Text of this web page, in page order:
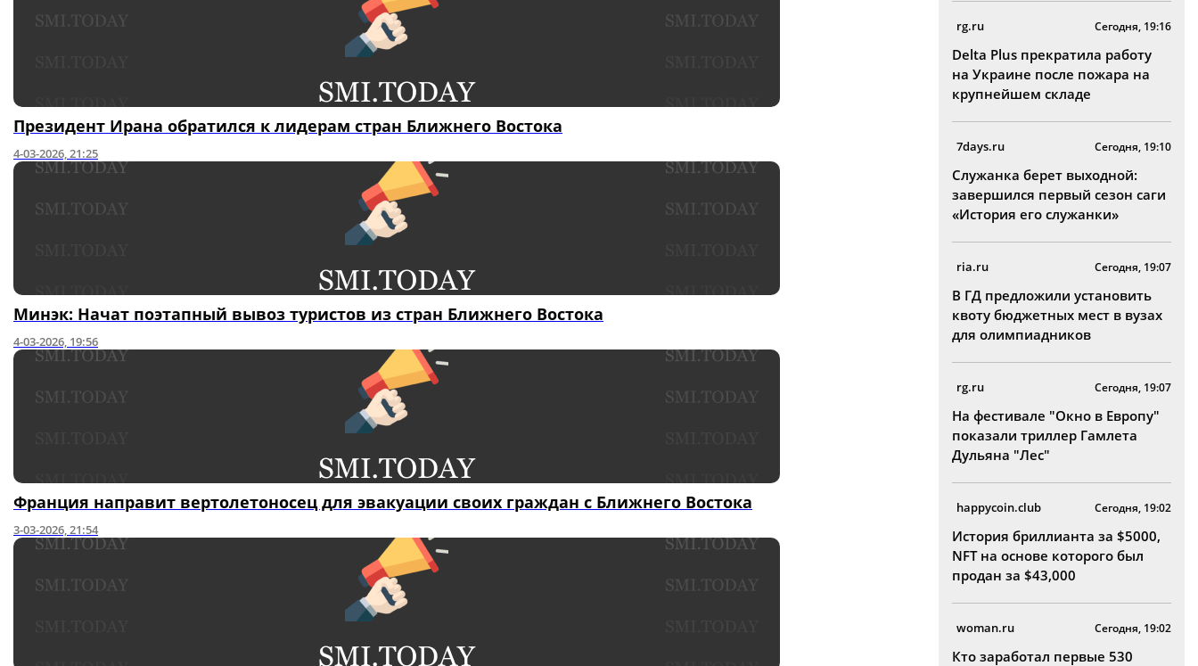
Президент Ирана обратился к лидерам стран Ближнего Востока
4-03-2026, 21:25
Минэк: Начат поэтапный вывоз туристов из стран Ближнего Востока
4-03-2026, 19:56
Франция направит вертолетоносец для эвакуации своих граждан с Ближнего Востока
3-03-2026, 21:54
rg.ru Сегодня, 19:16
Delta Plus прекратила работу
на Украине после пожара на
крупнейшем складе
7days.ru Сегодня, 19:10
Служанка берет выходной:
завершился первый сезон саги
«История его служанки»
ria.ru Сегодня, 19:07
В ГД предложили установить
квоту бюджетных мест в вузах
для олимпиадников
rg.ru Сегодня, 19:07
На фестивале "Окно в Европу"
показали триллер Гамлета
Дульяна "Лес"
happycoin.club Сегодня, 19:02
История бриллианта за $5000,
NFT на основе которого был
продан за $43,000
woman.ru Сегодня, 19:02
Кто заработал первые 530